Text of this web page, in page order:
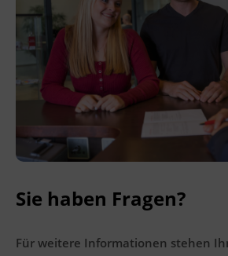
Sie haben Fragen?
Für weitere Informationen stehen